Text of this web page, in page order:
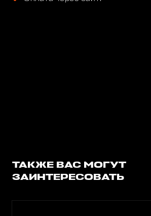
ТАКЖЕ ВАС МОГУТ
ЗАИНТЕРЕСОВАТЬ